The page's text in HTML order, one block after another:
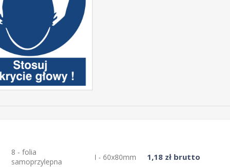
8 - folia
samoprzylepna
I - 60x80mm 1,18 zł brutto